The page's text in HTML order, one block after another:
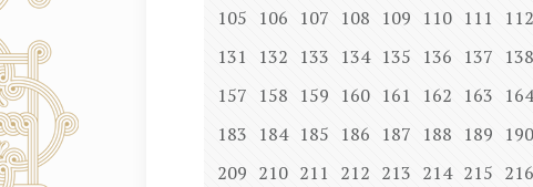
105 106 107 108 109 110 111 112
131
132 133 134 135 136 137 138
157 158 159 160 161 162 163 164
183 184 185 186 187 188 189 190
209 210 211 212 213 214 215 216